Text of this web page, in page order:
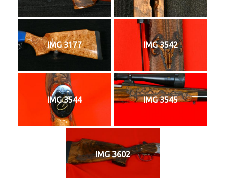
IMG 3177 IMG 3542
IMG 3544 IMG 3545
IMG 3602